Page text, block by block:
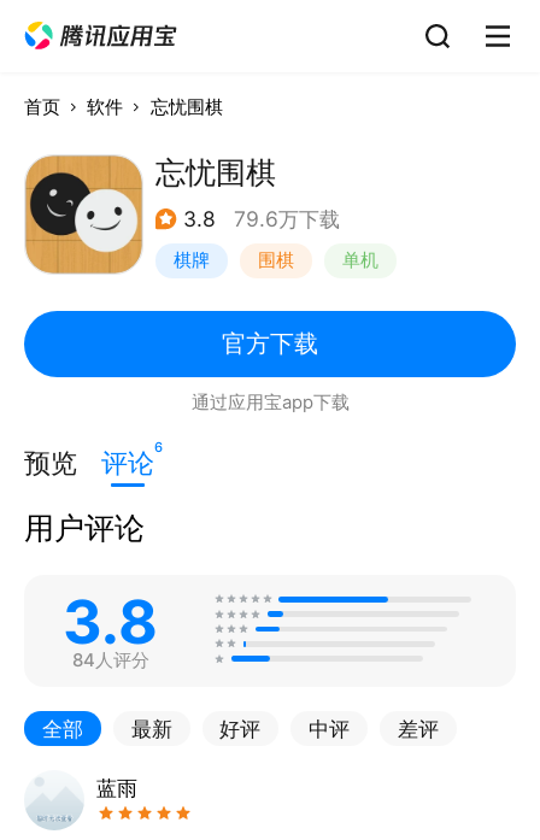
首页 软件 忘忧围棋
忘忧围棋
3.8 79.6万下载
棋牌 围棋 单机
官方下载
通过应用宝app下载
预览 评论6
用户评论
3.8
84人评分
全部 最新 好评 中评 差评
蓝雨